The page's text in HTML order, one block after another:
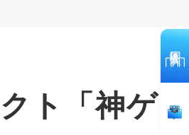
ト「神ゲー